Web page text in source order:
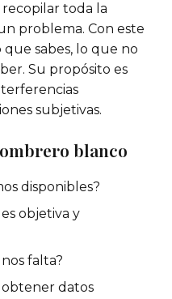
toda la
problema. Con este
sabes, lo que no
Su propósito es
subjetivas.
blanco
disponibles?
objetiva y
falta?
datos